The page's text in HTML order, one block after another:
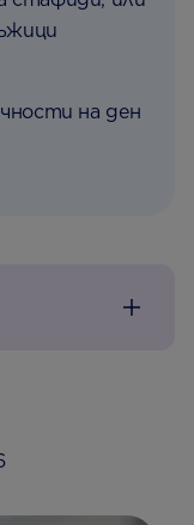
на ден